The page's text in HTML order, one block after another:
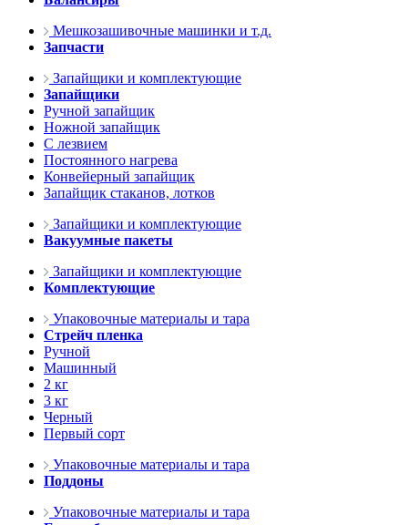
Мешкозашивочные машинки и т.д.
Запчасти
Запайщики и комплектующие
Запайщики
Ручной запайщик
Ножной запайщик
С лезвием
Постоянного нагрева
Конвейерный запайщик
Запайщик стаканов, лотков
Запайщики и комплектующие
Вакуумные пакеты
Запайщики и комплектующие
Комплектующие
Упаковочные материалы и тара
Стрейч пленка
Ручной
Машинный
2 кг
3 кг
Черный
Первый сорт
Упаковочные материалы и тара
Поддоны
Упаковочные материалы и тара